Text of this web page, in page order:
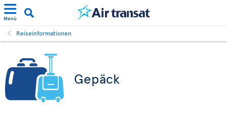
Menü
Reiseinformationen
Gepäck